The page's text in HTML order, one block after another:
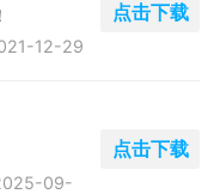
12-29
点击下载
09-
点击下载